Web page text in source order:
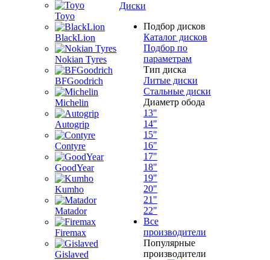
Toyo
BlackLion
Nokian Tyres
BFGoodrich
Michelin
Autogrip
Contyre
GoodYear
Kumho
Matador
Firemax
Gislaved
Диски
Подбор дисков
Каталог дисков
Подбор по
параметрам
Тип диска
Литые диски
Стальные диски
Диаметр обода
13"
14"
15"
16"
17"
18"
19"
20"
21"
22"
Все
производители
Популярные
производители